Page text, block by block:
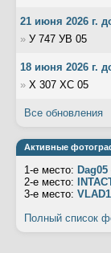
21 июня 2026 г.
» У 747 УВ 05
18 июня 2026 г.
» Х 307 ХС 05
Все обновления
Активные
1-е место: Dag05
2-е место:
3-е место:
Полный список